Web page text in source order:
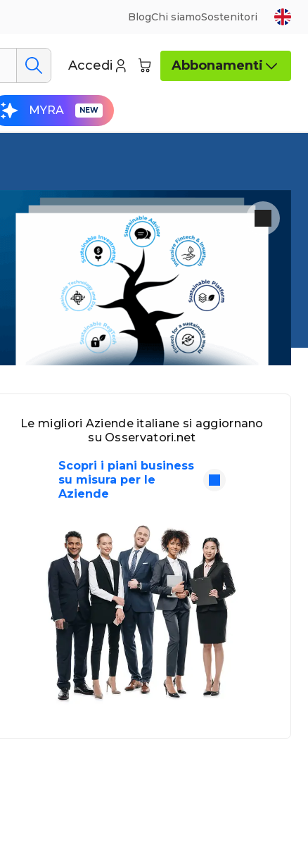
BlogChi siamoSostenitori
Accedi Abbonamenti
MYRA
Le migliori Aziende italiane si aggiornano
su Osservatori.net
Scopri i piani business
su misura per le
Aziende